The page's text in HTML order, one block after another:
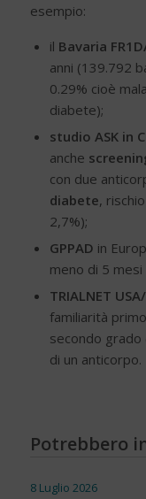
esempio:
il Bavaria
anni (139.792
0.29% cioè
diabete);
studio ASK in
anche
con due
diabete,
2,7%);
GPPAD in
meno di 5
TRIALNET
familiarità
secondo grado
di un anticorpo.
Potrebbero
8 Luglio 2026